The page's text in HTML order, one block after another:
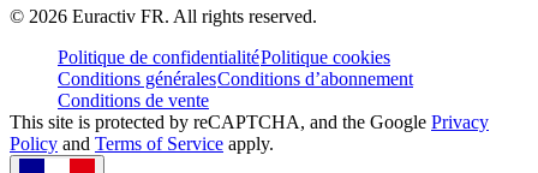
© 2026 Euractiv FR. All rights reserved.
Politique de confidentialitéPolitique cookies
Conditions généralesConditions d’abonnement
Conditions de vente
This site is protected by reCAPTCHA, and the Google Privacy
Policy and Terms of Service apply.